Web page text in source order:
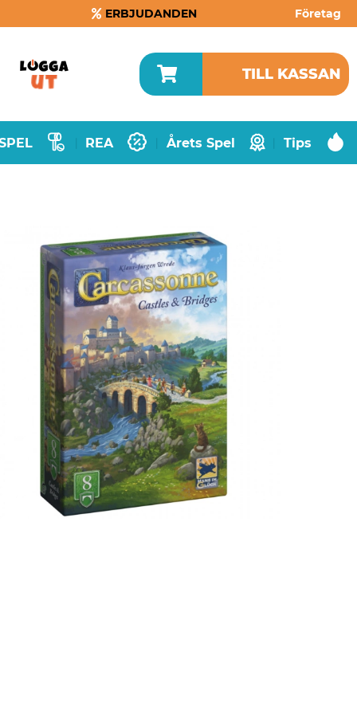
ERBJUDANDEN Företag
TILL KASSAN
REA Årets Spel Tips